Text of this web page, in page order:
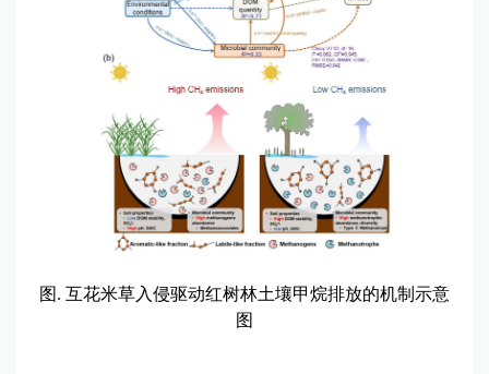
图. 互花米草入侵驱动红树林土壤甲烷排放的机制示意
图